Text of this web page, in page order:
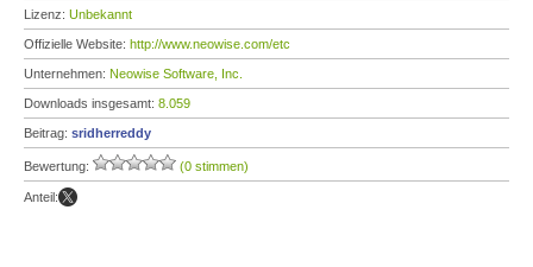
Lizenz: Unbekannt
Offizielle Website: http://www.neowise.com/etc
Unternehmen: Neowise Software, Inc.
Downloads insgesamt: 8.059
Beitrag: sridherreddy
Bewertung: (0 stimmen)
Anteil: